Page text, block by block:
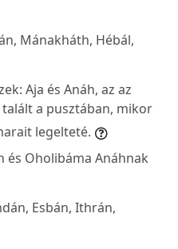
Mánakháth, Hébál,
Aja és Anáh, az az
a pusztában, mikor
legelteté.
és Oholibáma Anáhnak
Esbán, Ithrán,